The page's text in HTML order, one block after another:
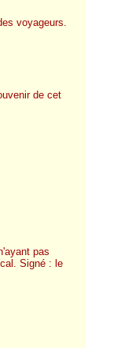
voyageurs.
de cet
pas
Signé : le